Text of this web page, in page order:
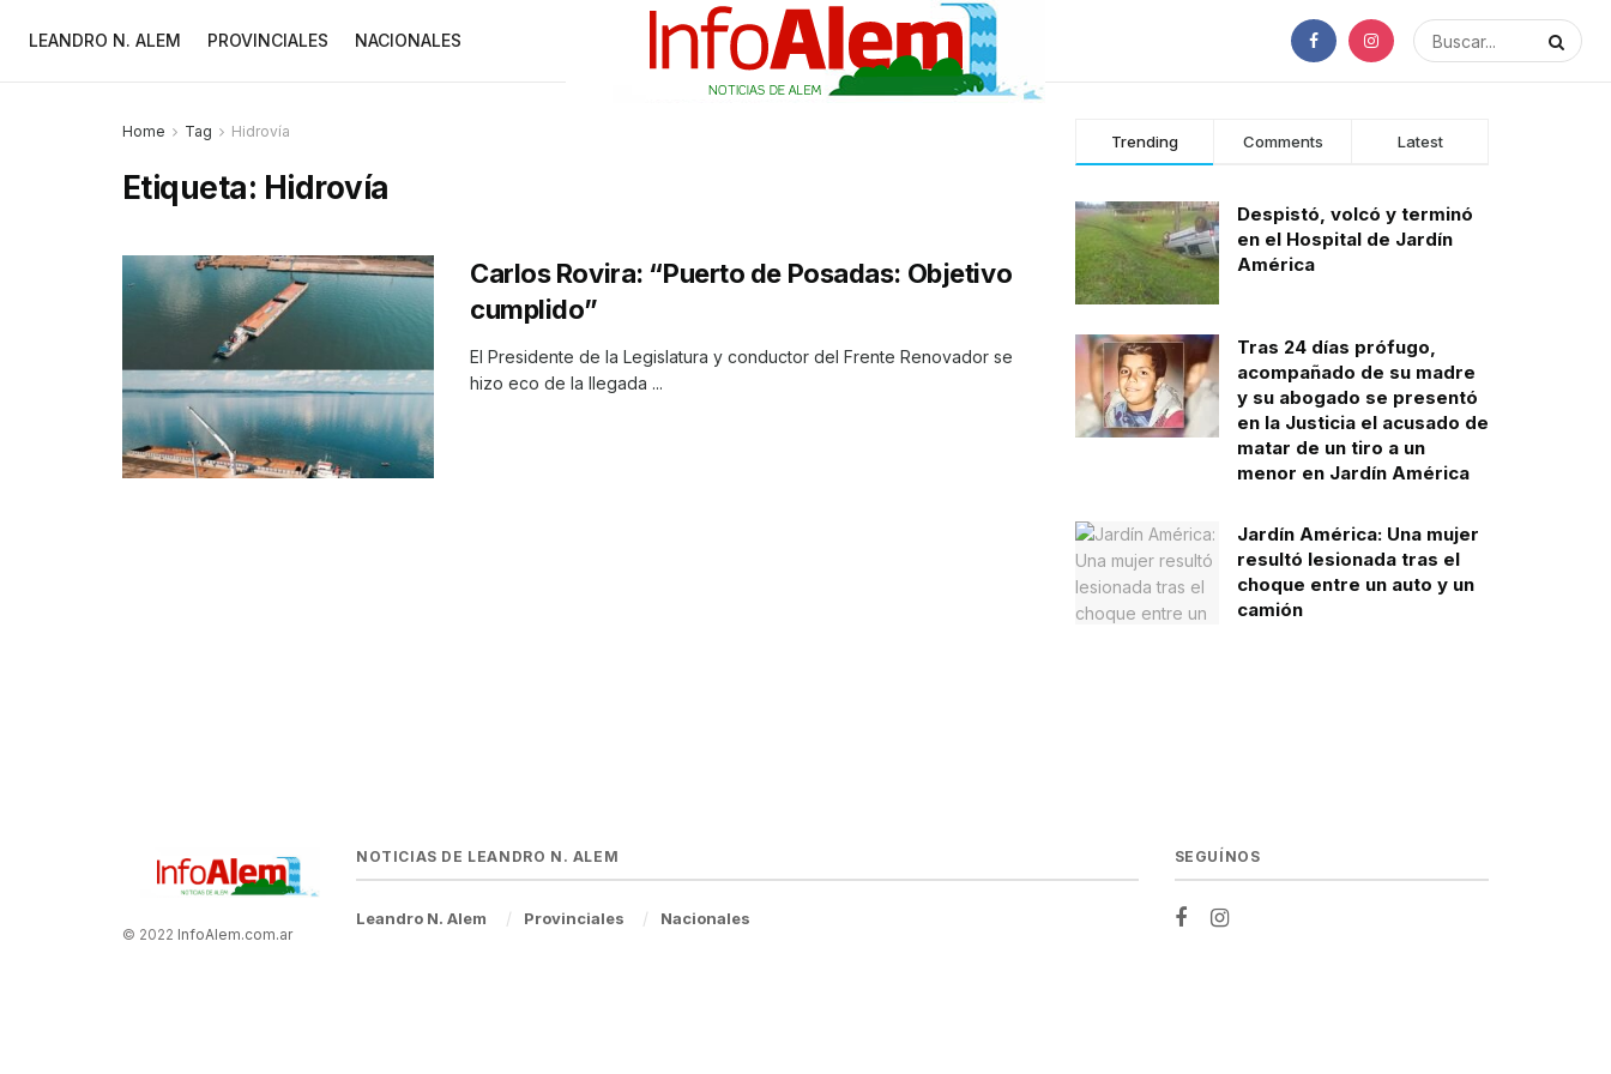
LEANDRO N. ALEM PROVINCIALES NACIONALES
Home Tag Hidrovía
Etiqueta: Hidrovía
Carlos Rovira: “Puerto de Posadas: Objetivo
cumplido”
El Presidente de la Legislatura y conductor del Frente Renovador se
hizo eco de la llegada ...
Trending Comments Latest
Despistó, volcó y terminó
en el Hospital de Jardín
América
Tras 24 días prófugo,
acompañado de su madre
y su abogado se presentó
en la Justicia el acusado de
matar de un tiro a un
menor en Jardín América
Jardín América: Una mujer
resultó lesionada tras el
choque entre un auto y un
camión
© 2022 InfoAlem.com.ar
NOTICIAS DE LEANDRO N. ALEM
Leandro N. Alem Provinciales Nacionales
SEGUÍNOS